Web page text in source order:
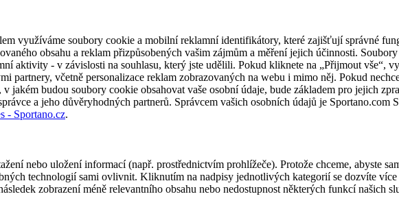
využíváme soubory cookie a mobilní reklamní identifikátory, které zajišťují správné
obsahu a reklam přizpůsobených vašim zájmům a měření jejich účinnosti.
aktivity - v závislosti na souhlasu, který jste udělili. Pokud kliknete na „Přijmout vše“,
včetně personalizace reklam zobrazovaných na webu i mimo něj. Pokud
jakém budou soubory cookie obsahovat vaše osobní údaje, bude základem pro jejich
a jeho důvěryhodných partnerů. Správcem vašich osobních údajů je Sportano.com
- Sportano.cz.
nebo uložení informací (např. prostřednictvím prohlížeče). Protože chceme, abyste
technologií sami ovlivnit. Kliknutím na nadpisy jednotlivých kategorií se dozvíte
zobrazení méně relevantního obsahu nebo nedostupnost některých funkcí našich